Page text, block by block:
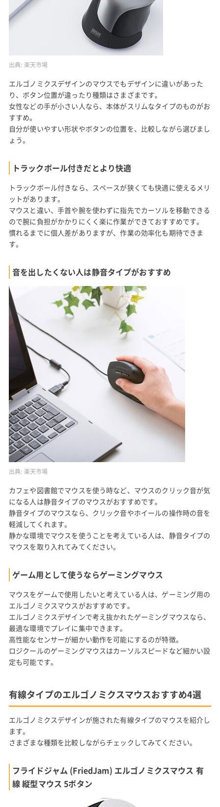
出典: 楽天市場
エルゴノミクスデザインのマウスでもデザインに違いがあった
り、ボタン位置が違ったり種類はさまざまです。
女性などの手が小さい人なら、本体がスリムなタイプのものがお
すすめ。
自分が使いやすい形状やボタンの位置を、比較しながら選びまし
ょう。
トラックボール付きだとより快適
トラックボール付きなら、スペースが狭くても快適に使えるメリ
ットがあります。
マウスと違い、手首や腕を使わずに指先でカーソルを移動できる
ので腕に負担がかかりにくく楽に作業ができておすすめです。
慣れるまでに個人差がありますが、作業の効率化も期待できま
す。
音を出したくない人は静音タイプがおすすめ
出典: 楽天市場
カフェや図書館でマウスを使う時など、マウスのクリック音が気
になる人は静音タイプのマウスがおすすめです。
静音タイプのマウスなら、クリック音やホイールの操作時の音を
軽減してくれます。
静かな環境でマウスを使うことを考えている人は、静音タイプの
マウスを取り入れてみてください。
ゲーム用として使うならゲーミングマウス
マウスをゲームで使用したいと考えている人は、ゲーミング用の
エルゴノミクスマウスがおすすめです。
エルゴノミクスデザインで考え抜かれたゲーミングマウスなら、
最適な環境でプレイに集中できます。
高性能なセンサーが細かい動作を可能にするのが特徴。
ロジクールのゲーミングマウスはカーソルスピードなど細かい設
定も可能です。
有線タイプのエルゴノミクスマウスおすすめ4選
エルゴノミクスデザインが施された有線タイプのマウスを紹介し
ます。
さまざまな種類を比較しながらチェックしてみてください。
フライドジャム (FriedJam) エルゴノミクスマウス 有
線 縦型マウス 5ボタン